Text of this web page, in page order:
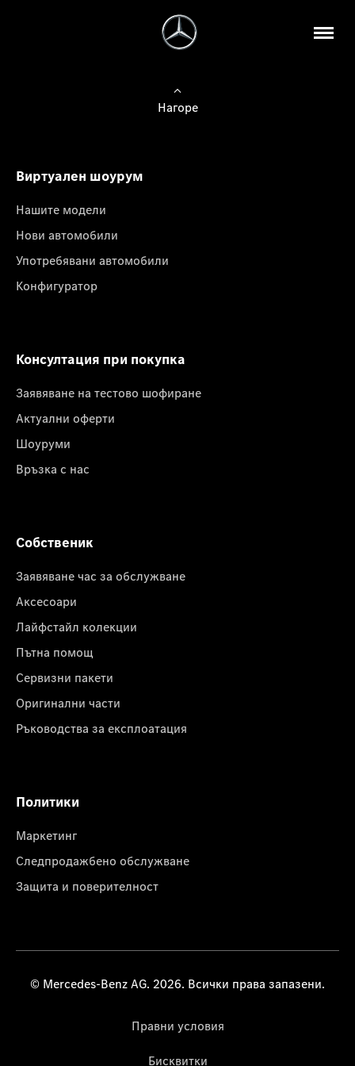
Нагоре
Виртуален шоурум
Нашите модели
Нови автомобили
Употребявани автомобили
Конфигуратор
Консултация при покупка
Заявяване на тестово шофиране
Актуални оферти
Шоуруми
Връзка с нас
Собственик
Заявяване час за обслужване
Аксесоари
Лайфстайл колекции
Пътна помощ
Сервизни пакети
Оригинални части
Ръководства за експлоатация
Политики
Маркетинг
Следпродажбено обслужване
Защита и поверителност
© Mercedes-Benz AG. 2026. Всички права запазени.
Правни условия
Бисквитки